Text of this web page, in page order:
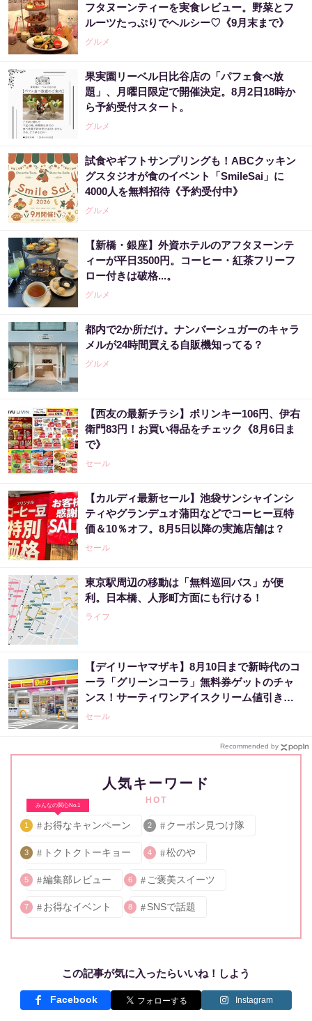
フタヌーンティーを実食レビュー。野菜とフ
ルーツたっぷりでヘルシー♡《9月末まで》
グルメ
果実園リーベル日比谷店の「パフェ食べ放
題」、月曜日限定で開催決定。8月2日18時か
ら予約受付スタート。
グルメ
試食やギフトサンプリングも！ABCクッキン
グスタジオが食のイベント「SmileSai」に
4000人を無料招待《予約受付中》
グルメ
【新橋・銀座】外資ホテルのアフタヌーンテ
ィーが平日3500円。コーヒー・紅茶フリーフ
ロー付きは破格...。
グルメ
都内で2か所だけ。ナンバーシュガーのキャラ
メルが24時間買える自販機知ってる？
グルメ
【西友の最新チラシ】ポリンキー106円、伊右
衛門83円！お買い得品をチェック《8月6日ま
で》
セール
【カルディ最新セール】池袋サンシャインシ
ティやグランデュオ蒲田などでコーヒー豆特
価＆10％オフ。8月5日以降の実施店舗は？
セール
東京駅周辺の移動は「無料巡回バス」が便
利。日本橋、人形町方面にも行ける！
ライフ
【デイリーヤマザキ】8月10日まで新時代のコ
ーラ「グリーンコーラ」無料券ゲットのチャ
ンス！サーティワンアイスクリーム値引きな
どお得企画も目白押し。
セール
Recommended by
人気キーワード
HOT
みんなの関心No.1
1 お得なキャンペーン 2 クーポン見つけ隊
3 トクトクトーキョー 4 松のや
5 編集部レビュー 6 ご褒美スイーツ
7 お得なイベント 8 SNSで話題
この記事が気に入ったらいいね！しよう
Facebook Instagram